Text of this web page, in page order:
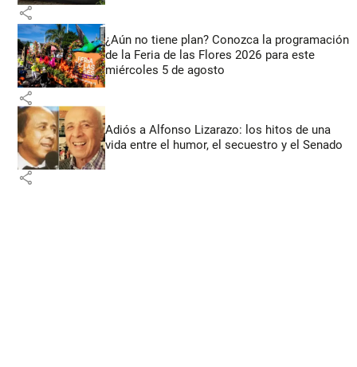
share
¿Aún no tiene plan? Conozca la programación
de la Feria de las Flores 2026 para este
miércoles 5 de agosto
share
Adiós a Alfonso Lizarazo: los hitos de una
vida entre el humor, el secuestro y el Senado
share